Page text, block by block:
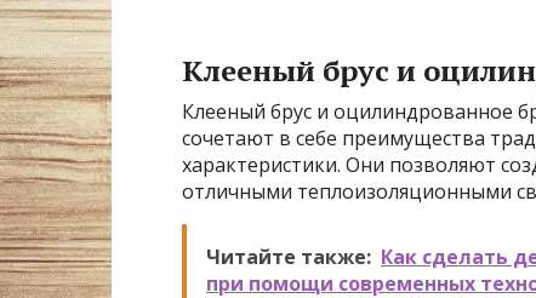
Клееный брус и
Клееный брус и оцилиндрованное
сочетают в себе преимущества
характеристики. Они позволяют
отличными теплоизоляционными
Читайте также: Как сделать
при помощи современных